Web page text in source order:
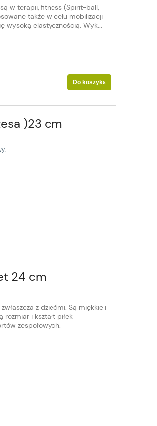
w terapii, fitness (Spirit-ball,
także w celu mobilizacji
wysoką elastycznością. Wyk...
Do koszyka
)23 cm
24 cm
z dziećmi. Są miękkie i
i kształt piłek
zespołowych.